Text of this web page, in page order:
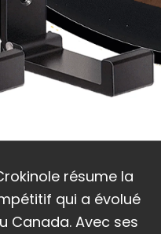
résume la
qui a évolué
Canada. Avec ses